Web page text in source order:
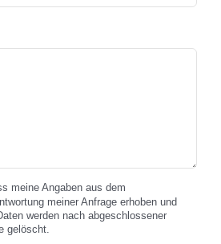
meine Angaben aus dem
meiner Anfrage erhoben und
werden nach abgeschlossener
gelöscht.